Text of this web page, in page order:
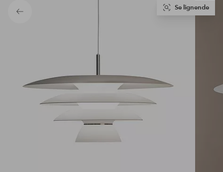
pris
Tilbage
Se lignende